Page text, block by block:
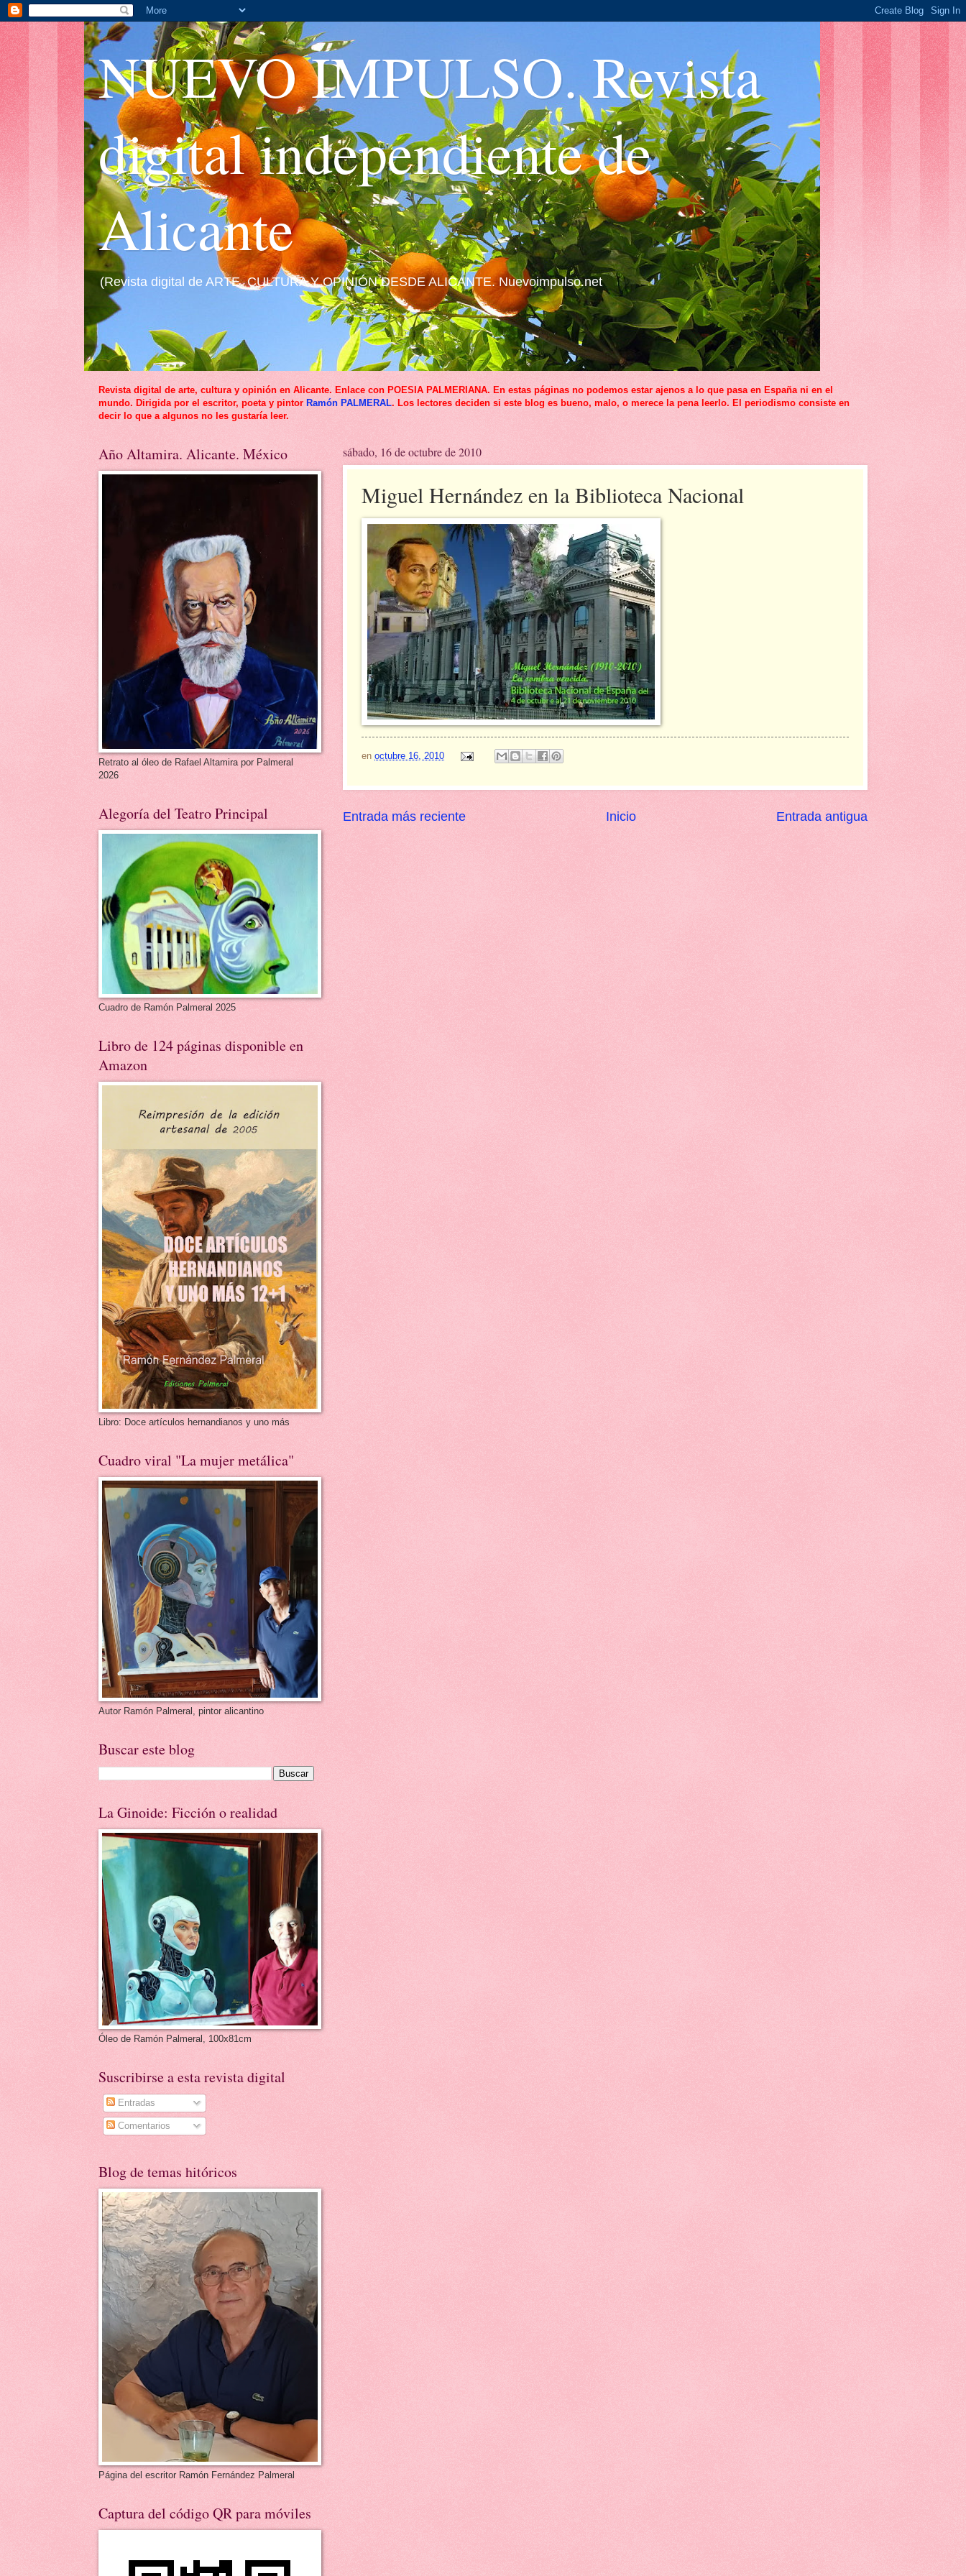
NUEVO IMPULSO. Revista
digital independiente de
Alicante
(Revista digital de ARTE, CULTURA Y OPINIÓN DESDE ALICANTE. Nuevoimpulso.net
Revista digital de arte, cultura y opinión en Alicante. Enlace con POESIA PALMERIANA. En estas páginas no podemos estar ajenos a lo que pasa en España ni en el
mundo. Dirigida por el escritor, poeta y pintor Ramón PALMERAL. Los lectores deciden si este blog es bueno, malo, o merece la pena leerlo. El periodismo consiste en
decir lo que a algunos no les gustaría leer.
sábado, 16 de octubre de 2010
Miguel Hernández en la Biblioteca Nacional
en octubre 16, 2010
Entrada más reciente Entrada antigua
Inicio
Año Altamira. Alicante. México
Retrato al óleo de Rafael Altamira por Palmeral
2026
Alegoría del Teatro Principal
Cuadro de Ramón Palmeral 2025
Libro de 124 páginas disponible en
Amazon
Libro: Doce artículos hernandianos y uno más
Cuadro viral "La mujer metálica"
Autor Ramón Palmeral, pintor alicantino
Buscar este blog
La Ginoide: Ficción o realidad
Óleo de Ramón Palmeral, 100x81cm
Suscribirse a esta revista digital
Entradas
Comentarios
Blog de temas hitóricos
Página del escritor Ramón Fernández Palmeral
Captura del código QR para móviles